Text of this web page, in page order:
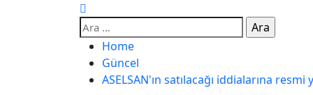
Home
Güncel
ASELSAN'ın satılacağı iddialarına resmi